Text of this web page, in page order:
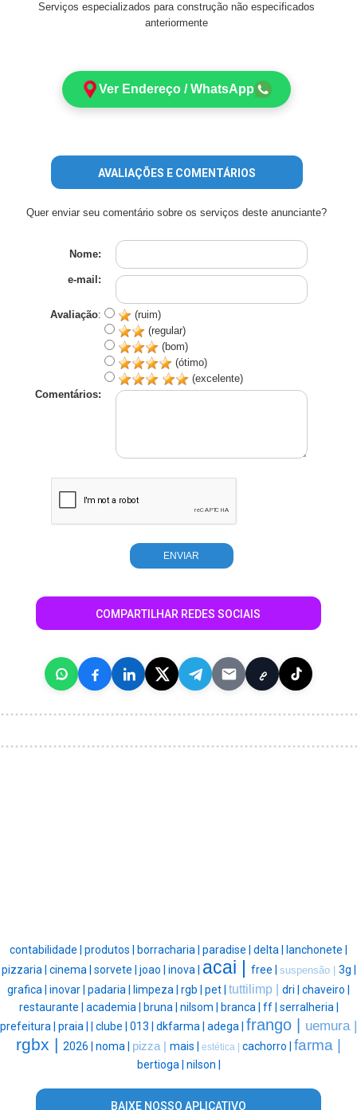
Serviços especializados para construção não especificados
anteriormente
Ver Endereço / WhatsApp
AVALIAÇÕES E COMENTÁRIOS
Quer enviar seu comentário sobre os serviços deste anunciante?
Nome:
e-mail:
Avaliação:
(ruim)
(regular)
(bom)
(ótimo)
(excelente)
Comentários:
COMPARTILHAR REDES SOCIAIS
contabilidade | produtos | borracharia | paradise | delta |
lanchonete |
pizzaria | cinema | sorvete | joao | inova | acai | free | suspensão | 3g |
grafica | inovar | padaria | limpeza | rgb | pet | tuttilimp | dri | chaveiro |
restaurante | academia | bruna | nilsom | branca | ff | serralheria |
prefeitura | praia | clube | 013 | dkfarma | adega | frango | uemura |
rgbx | 2026 | noma | pizza | mais | estética | cachorro | farma |
bertioga | nilson |
BAIXE NOSSO APLICATIVO